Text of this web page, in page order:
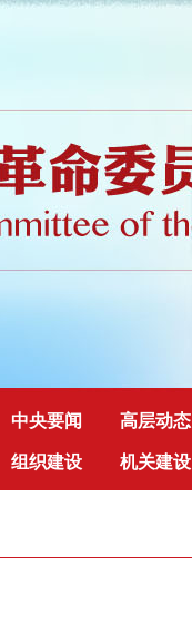
中央要闻 高层动态
组织建设 机关建设